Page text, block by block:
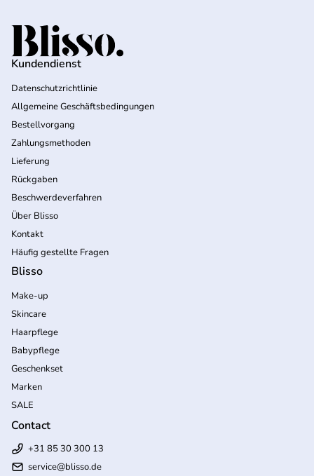
Startseite
Kundendienst
Datenschutzrichtlinie
Allgemeine Geschäftsbedingungen
Bestellvorgang
Zahlungsmethoden
Lieferung
Rückgaben
Beschwerdeverfahren
Über Blisso
Kontakt
Häufig gestellte Fragen
Blisso
Make-up
Skincare
Haarpflege
Babypflege
Geschenkset
Marken
SALE
Contact
+31 85 30 300 13
service@blisso.de